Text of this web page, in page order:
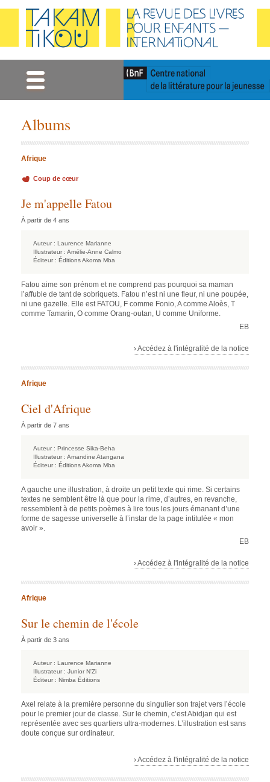
Albums
Afrique
Coup de cœur
Je m'appelle Fatou
À partir de 4 ans
Auteur : Laurence Marianne
Illustrateur : Amélie-Anne Calmo
Éditeur : Éditions Akoma Mba
Fatou aime son prénom et ne comprend pas pourquoi sa maman
l’affuble de tant de sobriquets. Fatou n’est ni une fleur, ni une poupée,
ni une gazelle. Elle est FATOU, F comme Fonio, A comme Aloès, T
comme Tamarin, O comme Orang-outan, U comme Uniforme.
EB
› Accédez à l'intégralité de la notice
Afrique
Ciel d'Afrique
À partir de 7 ans
Auteur : Princesse Sika-Beha
Illustrateur : Amandine Atangana
Éditeur : Éditions Akoma Mba
A gauche une illustration, à droite un petit texte qui rime. Si certains
textes ne semblent être là que pour la rime, d’autres, en revanche,
ressemblent à de petits poèmes à lire tous les jours émanant d’une
forme de sagesse universelle à l’instar de la page intitulée « mon
avoir ».
EB
› Accédez à l'intégralité de la notice
Afrique
Sur le chemin de l'école
À partir de 3 ans
Auteur : Laurence Marianne
Illustrateur : Junior N'Zi
Éditeur : Nimba Éditions
Axel relate à la première personne du singulier son trajet vers l’école
pour le premier jour de classe. Sur le chemin, c’est Abidjan qui est
représentée avec ses quartiers ultra-modernes. L’illustration est sans
doute conçue sur ordinateur.
› Accédez à l'intégralité de la notice